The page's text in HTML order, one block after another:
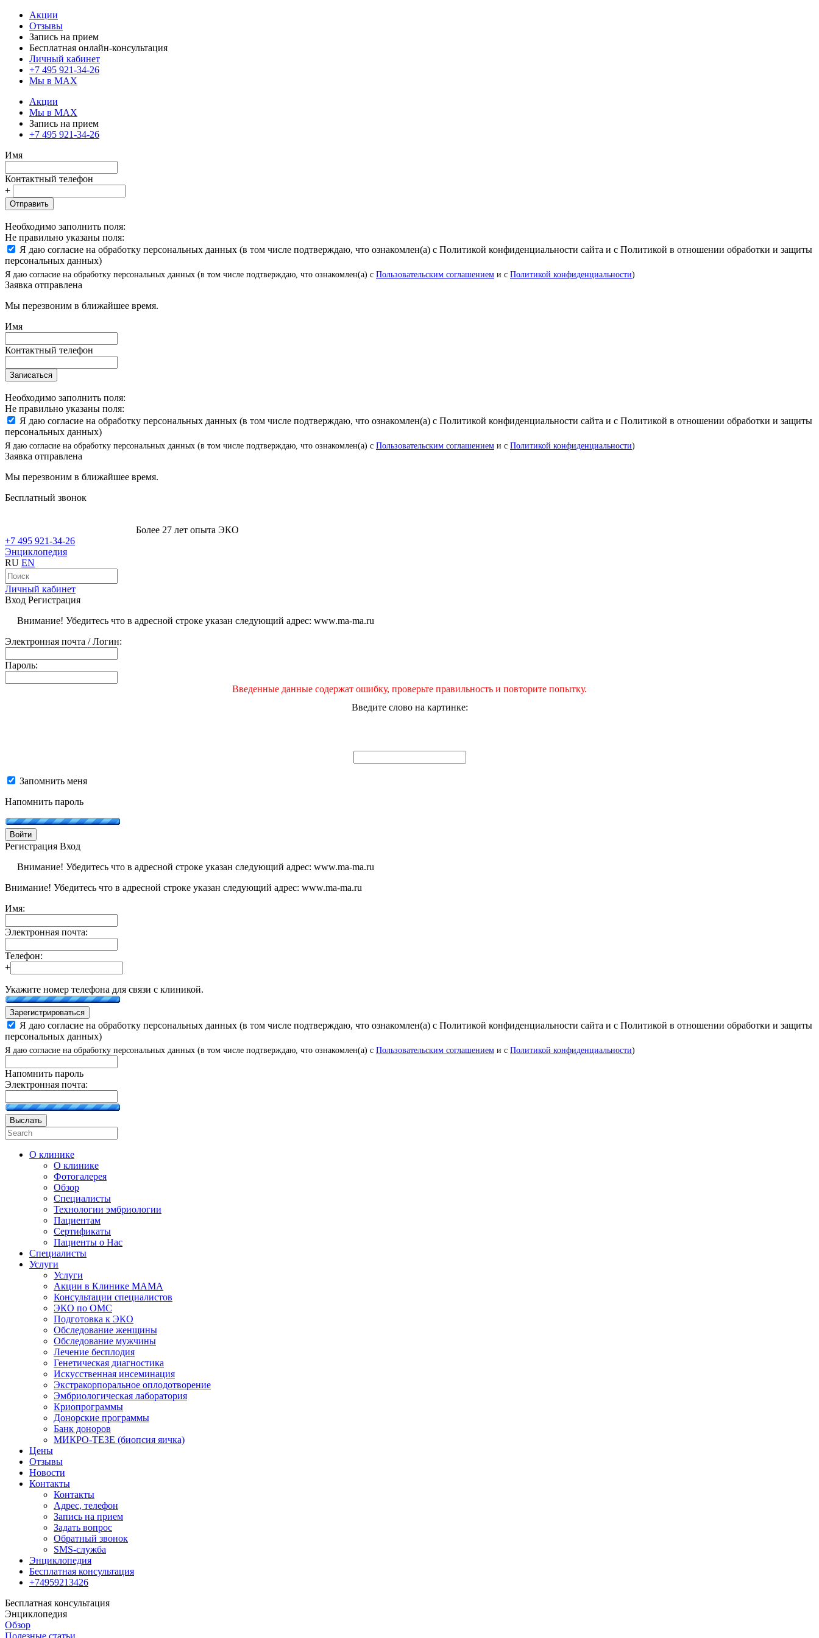
Акции
Отзывы
Запись на прием
Бесплатная онлайн-консультация
Личный кабинет
+7 495 921-34-26
Мы в MAX
Акции
Мы в MAX
Запись на прием
+7 495 921-34-26
Имя
Контактный телефон
+
Отправить
Необходимо заполнить поля:
Не правильно указаны поля:
Я даю согласие на обработку персональных данных (в том числе подтверждаю, что ознакомлен(а) с Политикой конфиденциальности сайта и с Политикой в отношении обработки и защиты
персональных данных)
Я даю согласие на обработку персональных данных (в том числе подтверждаю, что ознакомлен(а) с Пользовательским соглашением и с Политикой конфиденциальности)
Заявка отправлена
Мы перезвоним в ближайшее время.
Имя
Контактный телефон
Записаться
Необходимо заполнить поля:
Не правильно указаны поля:
Я даю согласие на обработку персональных данных (в том числе подтверждаю, что ознакомлен(а) с Политикой конфиденциальности сайта и с Политикой в отношении обработки и защиты
персональных данных)
Я даю согласие на обработку персональных данных (в том числе подтверждаю, что ознакомлен(а) с Пользовательским соглашением и с Политикой конфиденциальности)
Заявка отправлена
Мы перезвоним в ближайшее время.
Бесплатный звонок
Более 27 лет опыта ЭКО
+7 495 921-34-26
Энциклопедия
RU EN
Личный кабинет
Вход Регистрация
Внимание! Убедитесь что в адресной строке указан следующий адрес: www.ma-ma.ru
Электронная почта / Логин:
Пароль:
Введенные данные содержат ошибку, проверьте правильность и повторите попытку.
Введите слово на картинке:
Запомнить меня
Напомнить пароль
Войти
Регистрация Вход
Внимание! Убедитесь что в адресной строке указан следующий адрес: www.ma-ma.ru
Внимание! Убедитесь что в адресной строке указан следующий адрес: www.ma-ma.ru
Имя:
Электронная почта:
Телефон:
+
Укажите номер телефона для связи с клиникой.
Зарегистрироваться
Я даю согласие на обработку персональных данных (в том числе подтверждаю, что ознакомлен(а) с Политикой конфиденциальности сайта и с Политикой в отношении обработки и защиты
персональных данных)
Я даю согласие на обработку персональных данных (в том числе подтверждаю, что ознакомлен(а) с Пользовательским соглашением и с Политикой конфиденциальности)
Напомнить пароль
Электронная почта:
Выслать
О клинике
О клинике
Фотогалерея
Обзор
Специалисты
Технологии эмбриологии
Пациентам
Сертификаты
Пациенты о Нас
Специалисты
Услуги
Услуги
Акции в Клинике МАМА
Консультации специалистов
ЭКО по ОМС
Подготовка к ЭКО
Обследование женщины
Обследование мужчины
Лечение бесплодия
Генетическая диагностика
Искусственная инсеминация
Экстракорпоральное оплодотворение
Эмбриологическая лаборатория
Криопрограммы
Донорские программы
Банк доноров
МИКРО-ТЕЗЕ (биопсия яичка)
Цены
Отзывы
Новости
Контакты
Контакты
Адрес, телефон
Запись на прием
Задать вопрос
Обратный звонок
SMS-служба
Энциклопедия
Бесплатная консультация
+74959213426
Бесплатная консультация
Энциклопедия
Обзор
Полезные статьи